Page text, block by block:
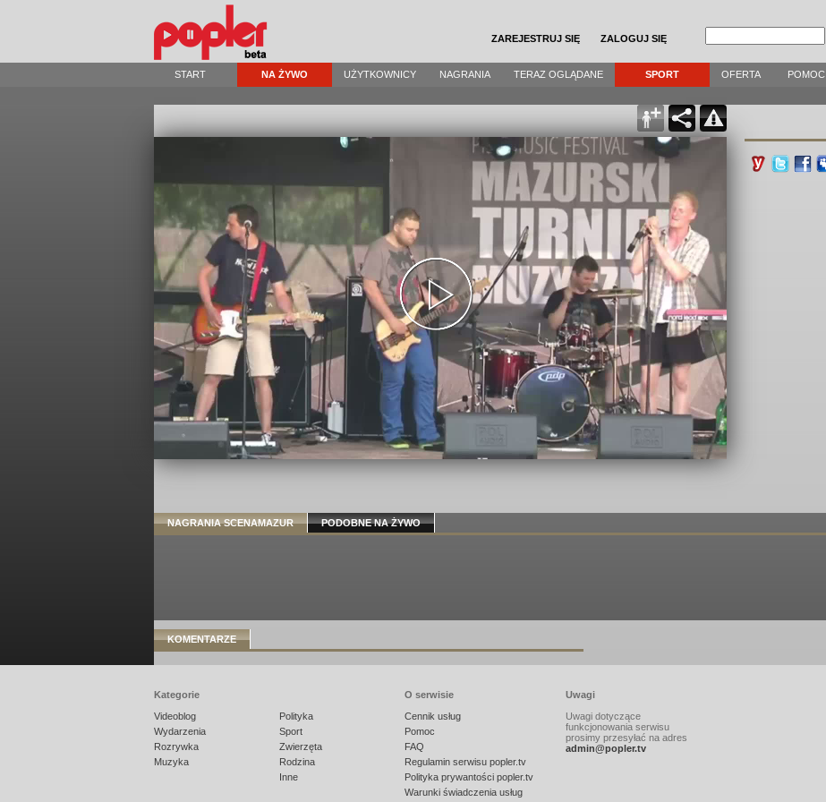
ZAREJESTRUJ SIĘ ZALOGUJ SIĘ
START NA ŻYWO UŻYTKOWNICY NAGRANIA TERAZ OGLĄDANE SPORT OFERTA POMOC
NAGRANIA SCENAMAZUR PODOBNE NA ŻYWO
KOMENTARZE
Kategorie
Videoblog
Wydarzenia
Rozrywka
Muzyka
Polityka
Sport
Zwierzęta
Rodzina
Inne
O serwisie
Cennik usług
Pomoc
FAQ
Regulamin serwisu popler.tv
Polityka prywantości popler.tv
Warunki świadczenia usług
Uwagi
Uwagi dotyczące
funkcjonowania serwisu
prosimy przesyłać na adres
admin@popler.tv